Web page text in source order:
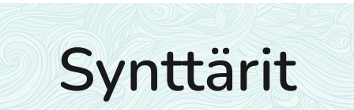
Synttärit